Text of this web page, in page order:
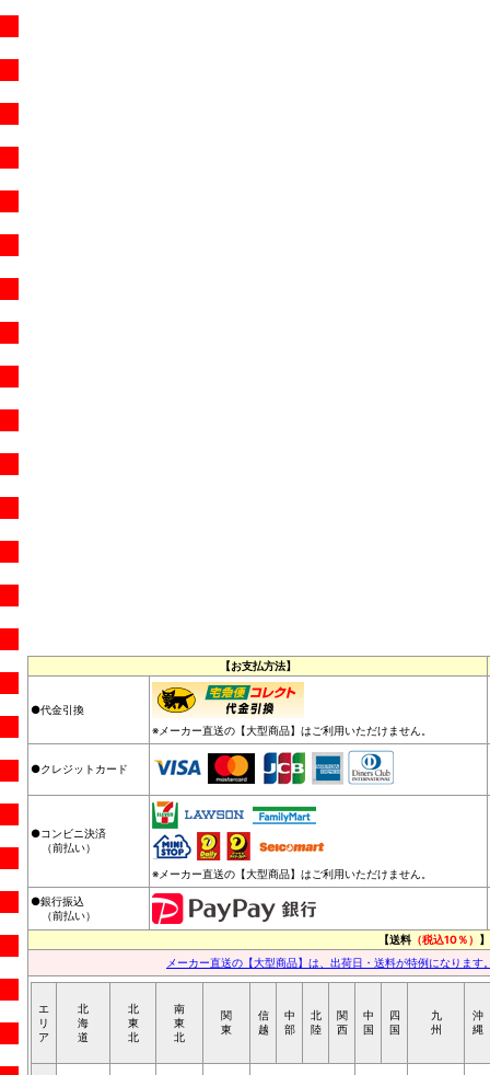
【お支払方法】
●代金引換
※メーカー直送の【大型商品】はご利用いただけません。
●クレジットカード
●コンビニ決済
（前払い）
※メーカー直送の【大型商品】はご利用いただけません。
●銀行振込
（前払い）
【送料 （税込10％） 】
メーカー直送の【大型商品】は、出荷日・送料が特例になりま
エ
リ
ア
北
海
道
北
東
北
南
東
北
関
東
信
越
中
部
北
陸
関
西
中
国
四
国
九
州
沖
縄